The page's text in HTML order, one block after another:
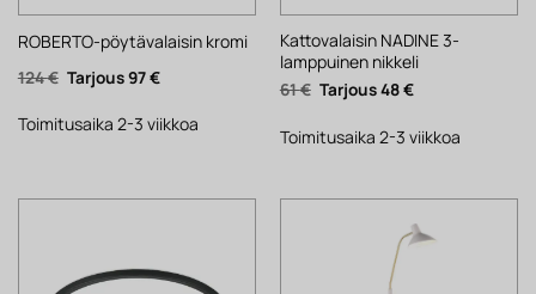
ROBERTO-pöytävalaisin kromi
124€ Alkuperäinen
hinta
124 €.
97€Nykyinen
97 €.
Toimitusaika 2-3 viikkoa
Kattovalaisin NADINE 3-
lamppuinen nikkeli
61€ Alkuperäinen
hinta
61 €.
48€Nykyinen
48 €.
Toimitusaika 2-3 viikkoa